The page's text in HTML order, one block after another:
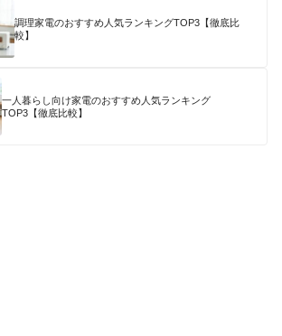
調理家電のおすすめ人気ランキングTOP3【徹底比
較】
一人暮らし向け家電のおすすめ人気ランキング
TOP3【徹底比較】